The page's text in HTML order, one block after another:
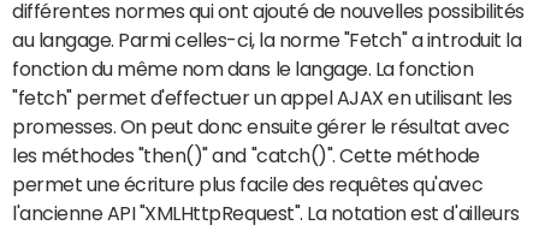
différentes normes qui ont ajouté de nouvelles possibilités
au langage. Parmi celles-ci, la norme "Fetch" a introduit la
fonction du même nom dans le langage. La fonction
"fetch" permet d'effectuer un appel AJAX en utilisant les
promesses. On peut donc ensuite gérer le résultat avec
les méthodes "then()" and "catch()". Cette méthode
permet une écriture plus facile des requêtes qu'avec
l'ancienne API "XMLHttpRequest". La notation est d'ailleurs